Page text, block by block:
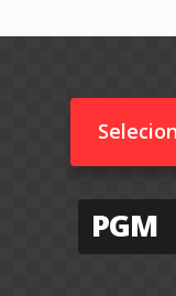
PGM